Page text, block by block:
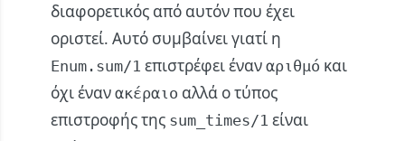
διαφορετικός από αυτόν που έχει
οριστεί. Αυτό συμβαίνει γιατί η
Enum.sum/1 επιστρέφει έναν αριθμό και
όχι έναν ακέραιο αλλά ο τύπος
επιστροφής της sum_times/1 είναι